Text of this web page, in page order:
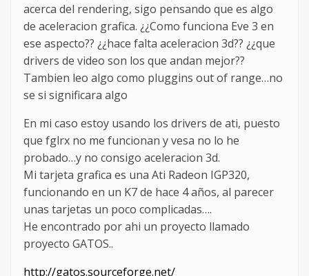
acerca del rendering, sigo pensando que es algo
de aceleracion grafica. ¿¿Como funciona Eve 3 en
ese aspecto?? ¿¿hace falta aceleracion 3d?? ¿¿que
drivers de video son los que andan mejor??
Tambien leo algo como pluggins out of range…no
se si significara algo
En mi caso estoy usando los drivers de ati, puesto
que fglrx no me funcionan y vesa no lo he
probado…y no consigo aceleracion 3d.
Mi tarjeta grafica es una Ati Radeon IGP320,
funcionando en un K7 de hace 4 años, al parecer
unas tarjetas un poco complicadas….
He encontrado por ahi un proyecto llamado
proyecto GATOS..
http://gatos.sourceforge.net/